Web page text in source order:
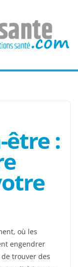
être :
où les
engendrer
trouver des